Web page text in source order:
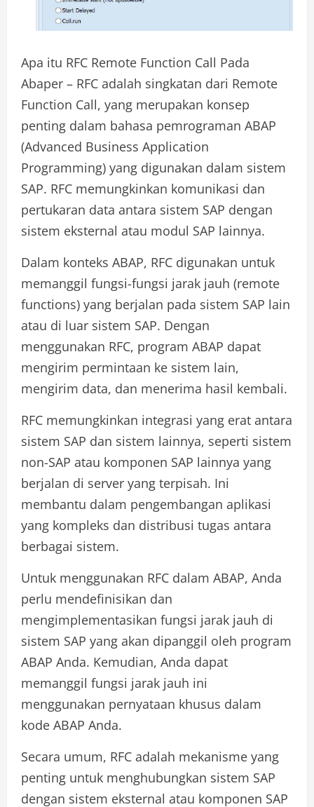
Apa itu RFC Remote Function Call Pada
Abaper – RFC adalah singkatan dari Remote
Function Call, yang merupakan konsep
penting dalam bahasa pemrograman ABAP
(Advanced Business Application
Programming) yang digunakan dalam sistem
SAP. RFC memungkinkan komunikasi dan
pertukaran data antara sistem SAP dengan
sistem eksternal atau modul SAP lainnya.
Dalam konteks ABAP, RFC digunakan untuk
memanggil fungsi-fungsi jarak jauh (remote
functions) yang berjalan pada sistem SAP lain
atau di luar sistem SAP. Dengan
menggunakan RFC, program ABAP dapat
mengirim permintaan ke sistem lain,
mengirim data, dan menerima hasil kembali.
RFC memungkinkan integrasi yang erat antara
sistem SAP dan sistem lainnya, seperti sistem
non-SAP atau komponen SAP lainnya yang
berjalan di server yang terpisah. Ini
membantu dalam pengembangan aplikasi
yang kompleks dan distribusi tugas antara
berbagai sistem.
Untuk menggunakan RFC dalam ABAP, Anda
perlu mendefinisikan dan
mengimplementasikan fungsi jarak jauh di
sistem SAP yang akan dipanggil oleh program
ABAP Anda. Kemudian, Anda dapat
memanggil fungsi jarak jauh ini
menggunakan pernyataan khusus dalam
kode ABAP Anda.
Secara umum, RFC adalah mekanisme yang
penting untuk menghubungkan sistem SAP
dengan sistem eksternal atau komponen SAP